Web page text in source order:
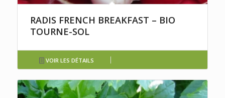
RADIS FRENCH BREAKFAST – BIO
TOURNE-SOL
VOIR LES DÉTAILS